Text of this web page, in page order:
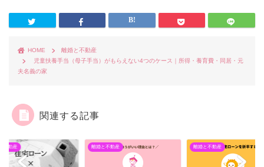
HOME
離婚と不動産
児童扶養手当（母子手当）がもらえない4つのケース｜所得・養育費・同居・元
夫名義の家
関連する記事
不動産 離婚と不動産 離婚と不動産